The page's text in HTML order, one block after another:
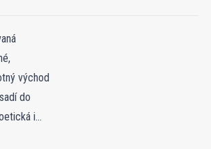
východ
do
i
nového